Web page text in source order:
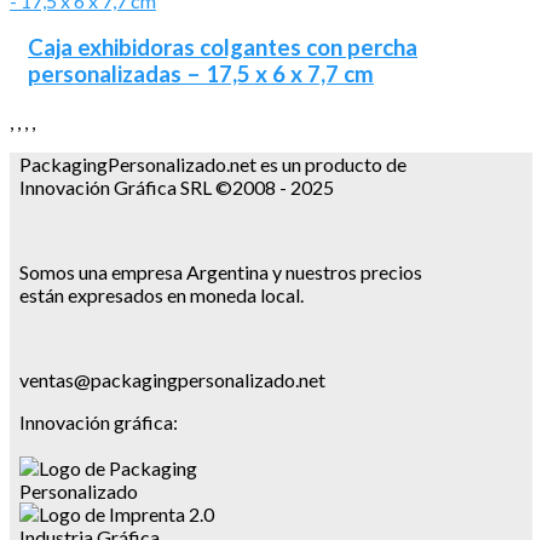
Caja exhibidoras colgantes con percha
personalizadas – 17,5 x 6 x 7,7 cm
, , , ,
PackagingPersonalizado.net es un producto de
Innovación Gráfica SRL ©2008 - 2025
Somos una empresa Argentina y nuestros precios
están expresados en moneda local.
ventas@packagingpersonalizado.net
Innovación gráfica: